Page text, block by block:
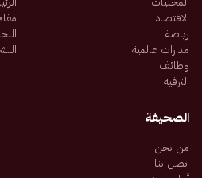
الاقتصاد
رياضة
مدارات عالمية
وظائف
الترفيه
الصحيفة
من نحن
اتصل بنا